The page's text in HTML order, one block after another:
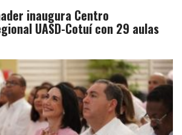
inaugura Centro
UASD-Cotuí con 29 aulas